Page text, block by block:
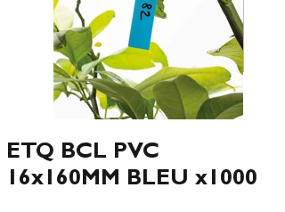
ETQ BCL PVC
16x160MM BLEU x1000